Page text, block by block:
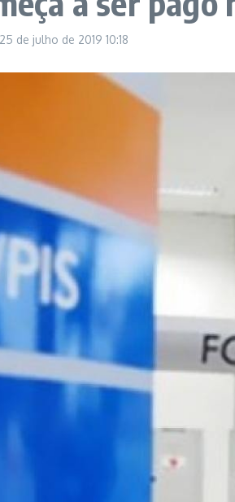
25 de julho de 2019 10:18